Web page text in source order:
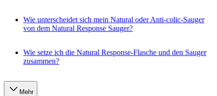
Wie unterscheidet sich mein Natural oder Anti-colic-Sauger
von dem Natural Response Sauger?
Wie setze ich die Natural Response-Flasche und den Sauger
zusammen?
Mehr